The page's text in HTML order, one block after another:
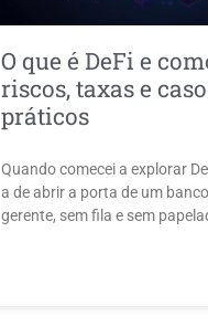
O que é DeFi e
riscos, taxas e
práticos
Quando comecei a explorar
a de abrir a porta de um
gerente, sem fila e sem